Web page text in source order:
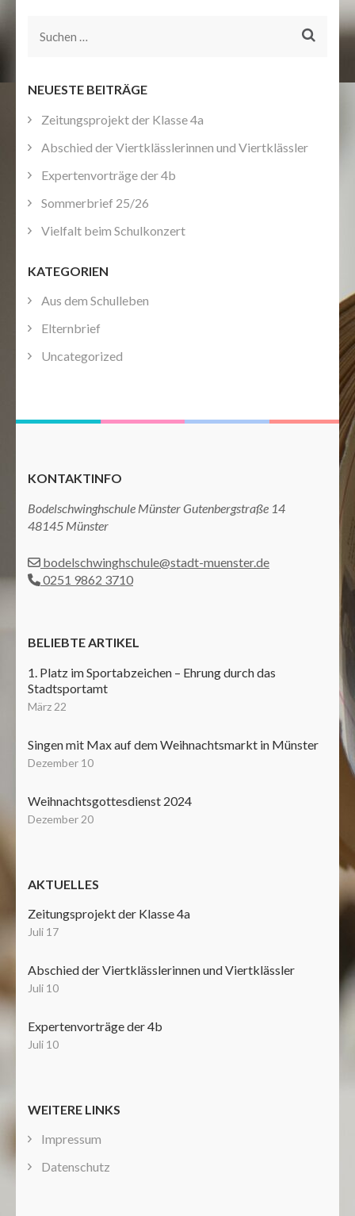
Suchen
NEUESTE BEITRÄGE
Zeitungsprojekt der Klasse 4a
Abschied der Viertklässlerinnen und Viertklässler
Expertenvorträge der 4b
Sommerbrief 25/26
Vielfalt beim Schulkonzert
KATEGORIEN
Aus dem Schulleben
Elternbrief
Uncategorized
KONTAKTINFO
Bodelschwinghschule Münster Gutenbergstraße 14
48145 Münster
bodelschwinghschule@stadt-muenster.de
0251 9862 3710
BELIEBTE ARTIKEL
1. Platz im Sportabzeichen – Ehrung durch das
Stadtsportamt
März 22
Singen mit Max auf dem Weihnachtsmarkt in Münster
Dezember 10
Weihnachtsgottesdienst 2024
Dezember 20
AKTUELLES
Zeitungsprojekt der Klasse 4a
Juli 17
Abschied der Viertklässlerinnen und Viertklässler
Juli 10
Expertenvorträge der 4b
Juli 10
WEITERE LINKS
Impressum
Datenschutz